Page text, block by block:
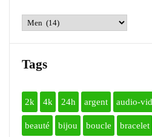
Tags
2k 4k 24h argent audio-
beauté bijou boucle bracelet